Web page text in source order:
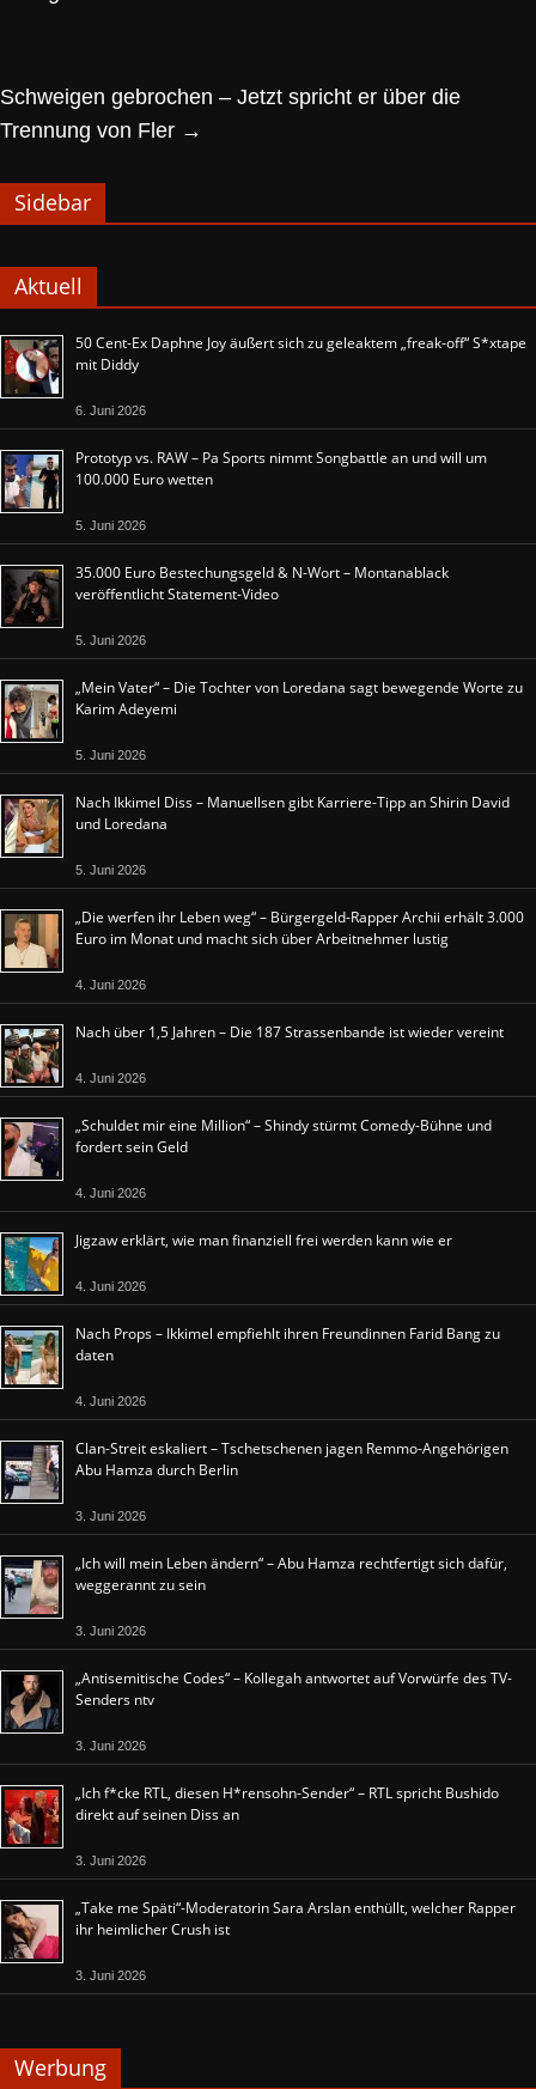
Schweigen gebrochen – Jetzt spricht er über die
Trennung von Fler →
Sidebar
Aktuell
50 Cent-Ex Daphne Joy äußert sich zu geleaktem „freak-off“ S*xtape
mit Diddy
6. Juni 2026
Prototyp vs. RAW – Pa Sports nimmt Songbattle an und will um
100.000 Euro wetten
5. Juni 2026
35.000 Euro Bestechungsgeld & N-Wort – Montanablack
veröffentlicht Statement-Video
5. Juni 2026
„Mein Vater“ – Die Tochter von Loredana sagt bewegende Worte zu
Karim Adeyemi
5. Juni 2026
Nach Ikkimel Diss – Manuellsen gibt Karriere-Tipp an Shirin David
und Loredana
5. Juni 2026
„Die werfen ihr Leben weg“ – Bürgergeld-Rapper Archii erhält 3.000
Euro im Monat und macht sich über Arbeitnehmer lustig
4. Juni 2026
Nach über 1,5 Jahren – Die 187 Strassenbande ist wieder vereint
4. Juni 2026
„Schuldet mir eine Million“ – Shindy stürmt Comedy-Bühne und
fordert sein Geld
4. Juni 2026
Jigzaw erklärt, wie man finanziell frei werden kann wie er
4. Juni 2026
Nach Props – Ikkimel empfiehlt ihren Freundinnen Farid Bang zu
daten
4. Juni 2026
Clan-Streit eskaliert – Tschetschenen jagen Remmo-Angehörigen
Abu Hamza durch Berlin
3. Juni 2026
„Ich will mein Leben ändern“ – Abu Hamza rechtfertigt sich dafür,
weggerannt zu sein
3. Juni 2026
„Antisemitische Codes“ – Kollegah antwortet auf Vorwürfe des TV-
Senders ntv
3. Juni 2026
„Ich f*cke RTL, diesen H*rensohn-Sender“ – RTL spricht Bushido
direkt auf seinen Diss an
3. Juni 2026
„Take me Späti“-Moderatorin Sara Arslan enthüllt, welcher Rapper
ihr heimlicher Crush ist
3. Juni 2026
Werbung